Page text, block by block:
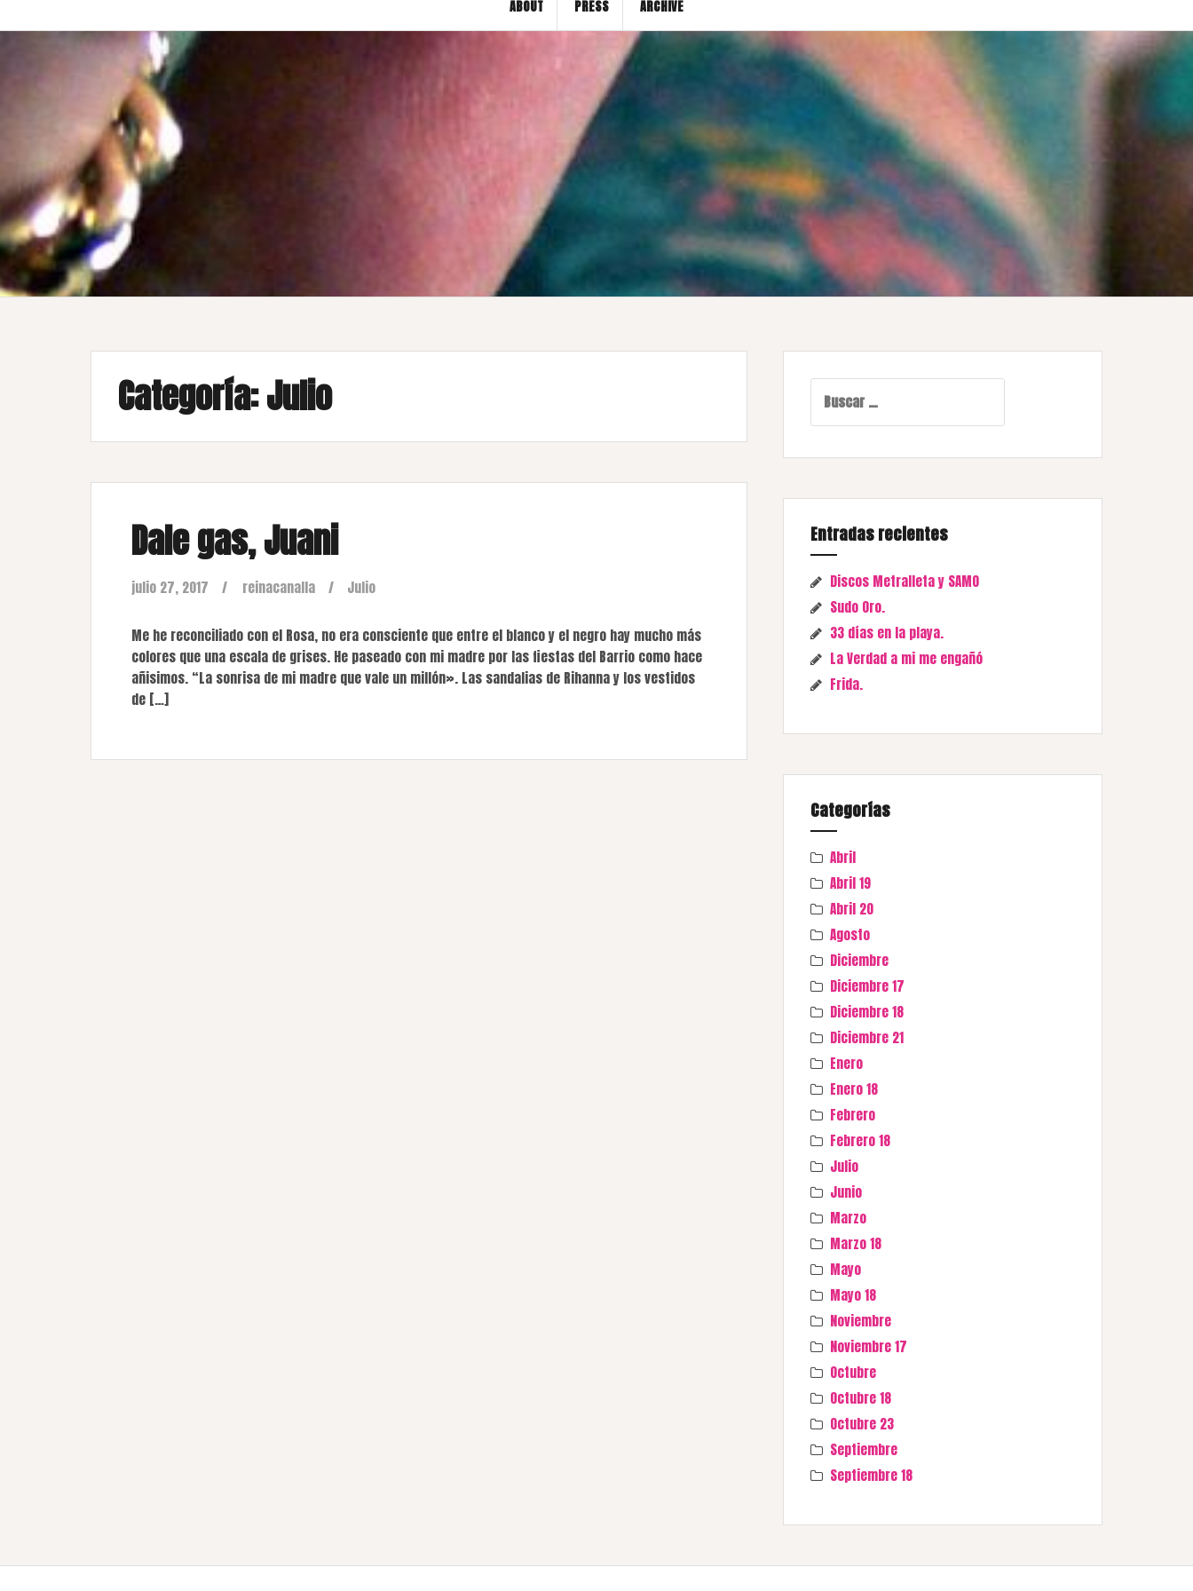
ABOUT PRESS ARCHIVE
Categoría:Julio
Dale gas, Juani
julio 27, 2017 reinacanalla Julio
Me he reconciliado con el Rosa, no era consciente que entre el blanco y el negro hay mucho más
colores que una escala de grises. He paseado con mi madre por las fiestas del Barrio como hace
añisimos. “La sonrisa de mi madre que vale un millón». Las sandalias de Rihanna y los vestidos
de […]
Entradas recientes
Discos Metralleta y SAMO
Sudo Oro.
33 días en la playa.
La Verdad a mi me engañó
Frida.
Categorías
Abril
Abril 19
Abril 20
Agosto
Diciembre
Diciembre 17
Diciembre 18
Diciembre 21
Enero
Enero 18
Febrero
Febrero 18
Julio
Junio
Marzo
Marzo 18
Mayo
Mayo 18
Noviembre
Noviembre 17
Octubre
Octubre 18
Octubre 23
Septiembre
Septiembre 18